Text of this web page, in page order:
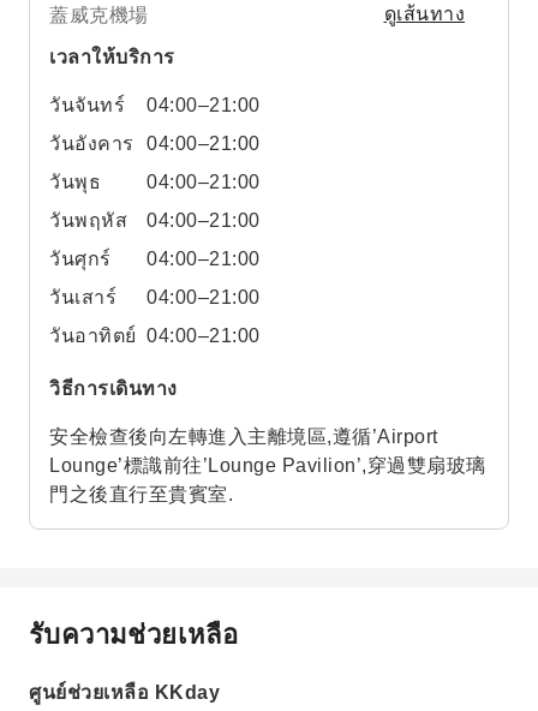
蓋威克機場 ดูเส้นทาง
เวลาให้บริการ
วันจันทร์
04:00–21:00
วันอังคาร
04:00–21:00
วันพุธ
04:00–21:00
วันพฤหัส
04:00–21:00
วันศุกร์
04:00–21:00
วันเสาร์
04:00–21:00
วันอาทิตย์ 04:00–21:00
วิธีการเดินทาง
安全檢查後向左轉進入主離境區,遵循’Airport
Lounge’標識前往’Lounge Pavilion’,穿過雙扇玻璃
門之後直行至貴賓室.
รับความช่วยเหลือ
ศูนย์ช่วยเหลือ KKday